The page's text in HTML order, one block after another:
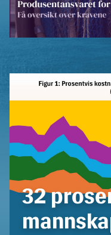
32